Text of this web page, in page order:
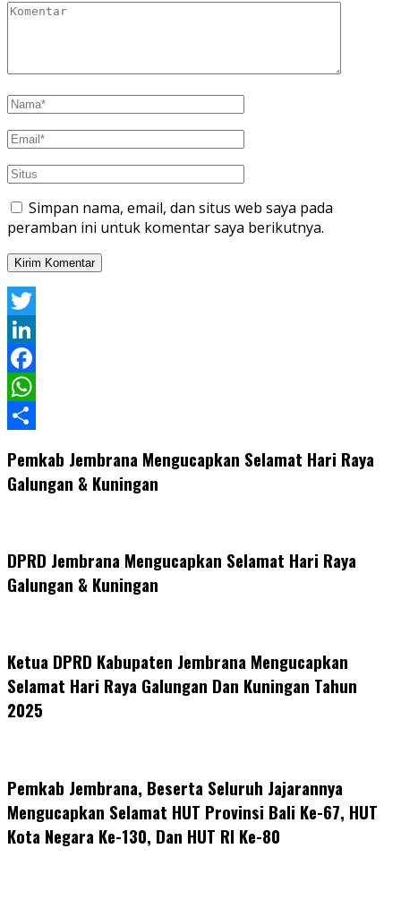
Simpan nama, email, dan situs web saya pada
peramban ini untuk komentar saya berikutnya.
Twitter
LinkedIn
Facebook
WhatsApp
Pemkab Jembrana Mengucapkan Selamat Hari Raya
Galungan & Kuningan
DPRD Jembrana Mengucapkan Selamat Hari Raya
Galungan & Kuningan
Ketua DPRD Kabupaten Jembrana Mengucapkan
Selamat Hari Raya Galungan Dan Kuningan Tahun
2025
Pemkab Jembrana, Beserta Seluruh Jajarannya
Mengucapkan Selamat HUT Provinsi Bali Ke-67, HUT
Kota Negara Ke-130, Dan HUT RI Ke-80